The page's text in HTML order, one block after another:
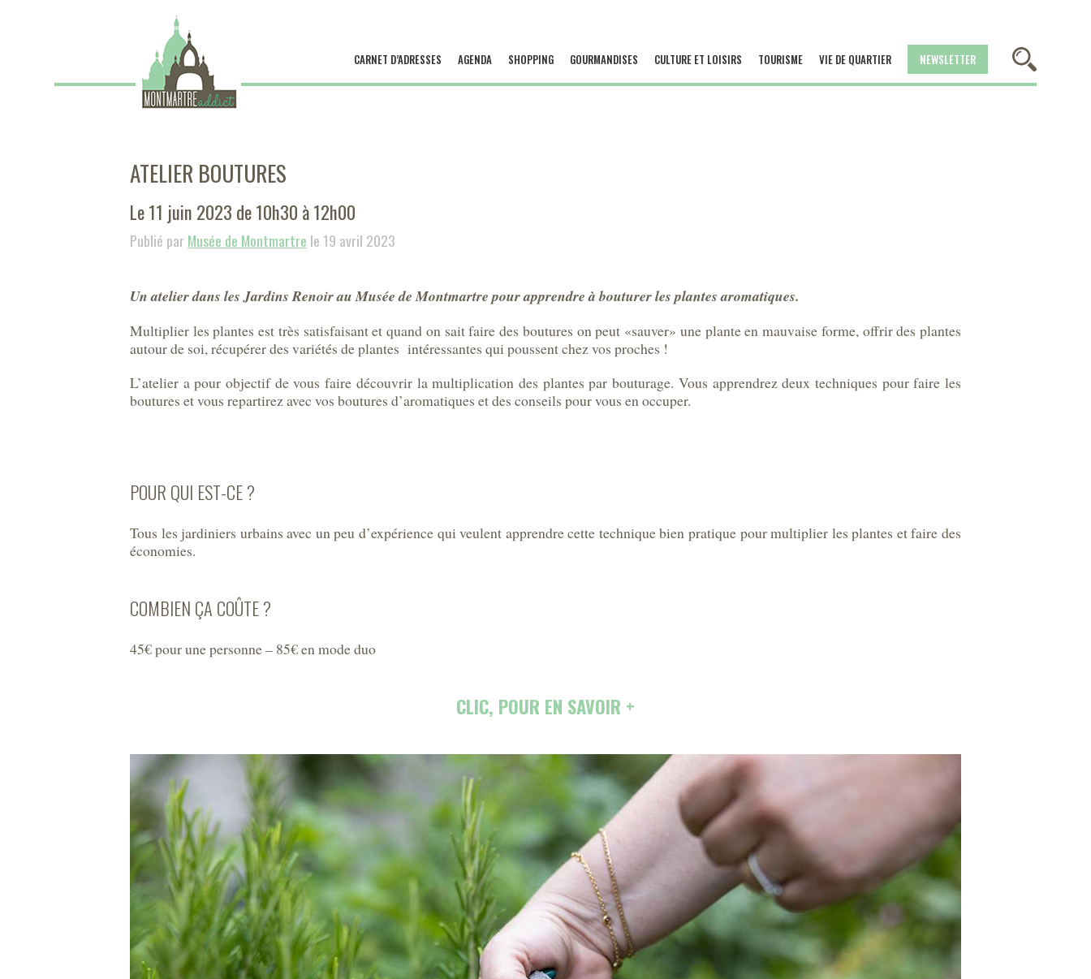
CARNET D’ADRESSES AGENDA SHOPPING GOURMANDISES CULTURE ET LOISIRS TOURISME VIE DE QUARTIER NEWSLETTER
ATELIER BOUTURES
Le 11 juin 2023 de 10h30 à 12h00
Publié parMusée de Montmartre le 19 avril 2023
Un atelier dans les Jardins Renoir au Musée de Montmartre pour apprendre à bouturer les plantes aromatiques.
Multiplier les plantes est très satisfaisant et quand on sait faire des boutures on peut «sauver» une plante en mauvaise forme, offrir des plantes
autour de soi, récupérer des variétés de plantes intéressantes qui poussent chez vos proches !
L’atelier a pour objectif de vous faire découvrir la multiplication des plantes par bouturage. Vous apprendrez deux techniques pour faire les
boutures et vous repartirez avec vos boutures d’aromatiques et des conseils pour vous en occuper.
POUR QUI EST-CE ?
Tous les jardiniers urbains avec un peu d’expérience qui veulent apprendre cette technique bien pratique pour multiplier les plantes et faire des
économies.
COMBIEN ÇA COÛTE ?
45€ pour une personne – 85€ en mode duo
CLIC, POUR EN SAVOIR +